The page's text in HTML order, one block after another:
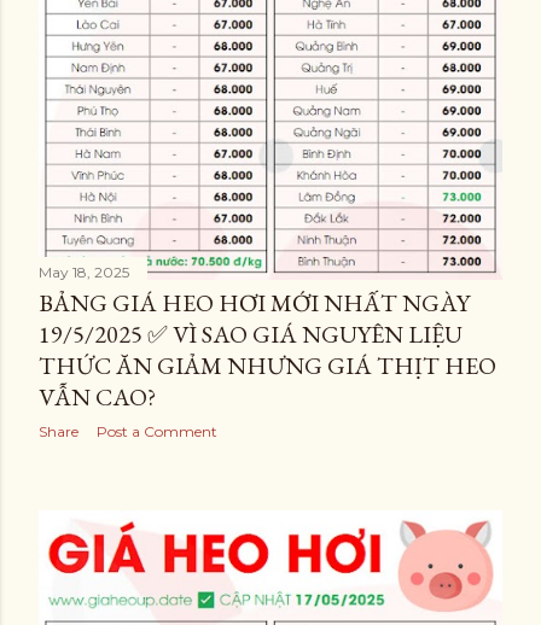
May 18, 2025
BẢNG GIÁ HEO HƠI MỚI NHẤT NGÀY
19/5/2025 ✅ VÌ SAO GIÁ NGUYÊN LIỆU
THỨC ĂN GIẢM NHƯNG GIÁ THỊT HEO
VẪN CAO?
Share Post a Comment